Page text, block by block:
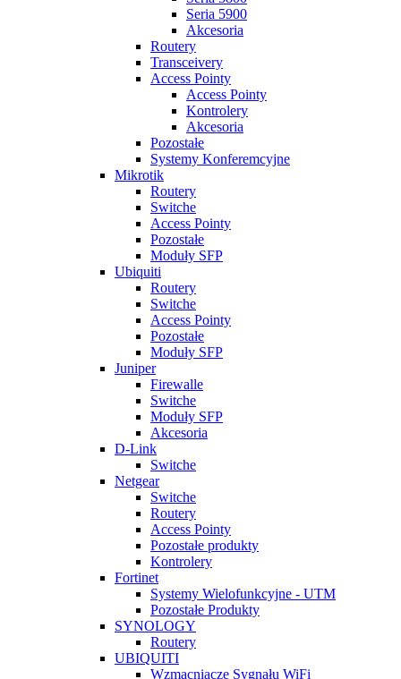
Seria 5900
Akcesoria
Routery
Transceivery
Access Pointy
Access Pointy
Kontrolery
Akcesoria
Pozostałe
Systemy Konferemcyjne
Mikrotik
Routery
Switche
Access Pointy
Pozostałe
Moduły SFP
Ubiquiti
Routery
Switche
Access Pointy
Pozostałe
Moduły SFP
Juniper
Firewalle
Switche
Moduły SFP
Akcesoria
D-Link
Switche
Netgear
Switche
Routery
Access Pointy
Pozostałe produkty
Kontrolery
Fortinet
Systemy Wielofunkcyjne - UTM
Pozostałe Produkty
SYNOLOGY
Routery
UBIQUITI
Wzmacniacze Sygnału WiFi